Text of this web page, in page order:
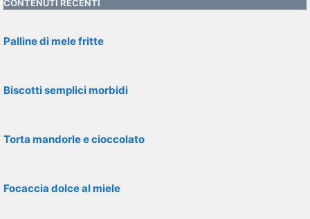
CONTENUTI RECENTI
Palline di mele fritte
Biscotti semplici morbidi
Torta mandorle e cioccolato
Focaccia dolce al miele